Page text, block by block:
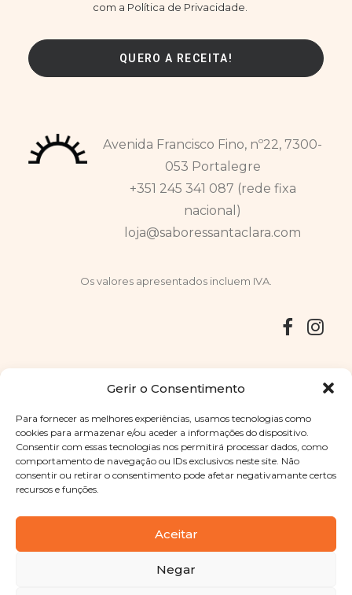
Gerir o Consentimento
Para fornecer as melhores experiências, usamos tecnologias como
cookies para armazenar e/ou aceder a informações do dispositivo.
Consentir com essas tecnologias nos permitirá processar dados, como
comportamento de navegação ou IDs exclusivos neste site. Não
consentir ou retirar o consentimento pode afetar negativamante certos
recursos e funções.
Aceitar
Negar
com a Política de Privacidade.
Avenida Francisco Fino, nº22, 7300-
053 Portalegre
+351 245 341 087 (rede fixa
nacional)
loja@saboressantaclara.com
Os valores apresentados incluem IVA.
Copyright © 2025 Sabores Santa Clara
. Todos os direitos
reservadosPolítica de Privacidade |Termos e condições
Designed byShift Your Branding Agency